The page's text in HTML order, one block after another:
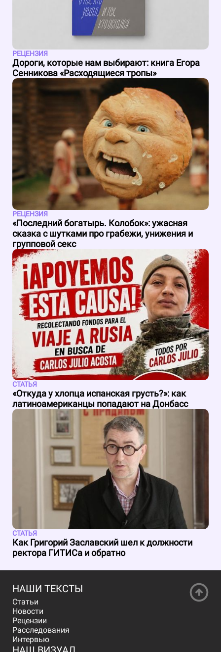
РЕЦЕНЗИЯ
Дороги, которые нам выбирают: книга Егора
Сенникова «Расходящиеся тропы»
РЕЦЕНЗИЯ
«Последний богатырь. Колобок»: ужасная
сказка с шутками про грабежи, унижения и
групповой секс
СТАТЬЯ
«Откуда у хлопца испанская грусть?»: как
латиноамериканцы попадают на Донбасс
СТАТЬЯ
Как Григорий Заславский шел к должности
ректора ГИТИСа и обратно
НАШИ ТЕКСТЫ
Статьи
Новости
Рецензии
Расследования
Интервью